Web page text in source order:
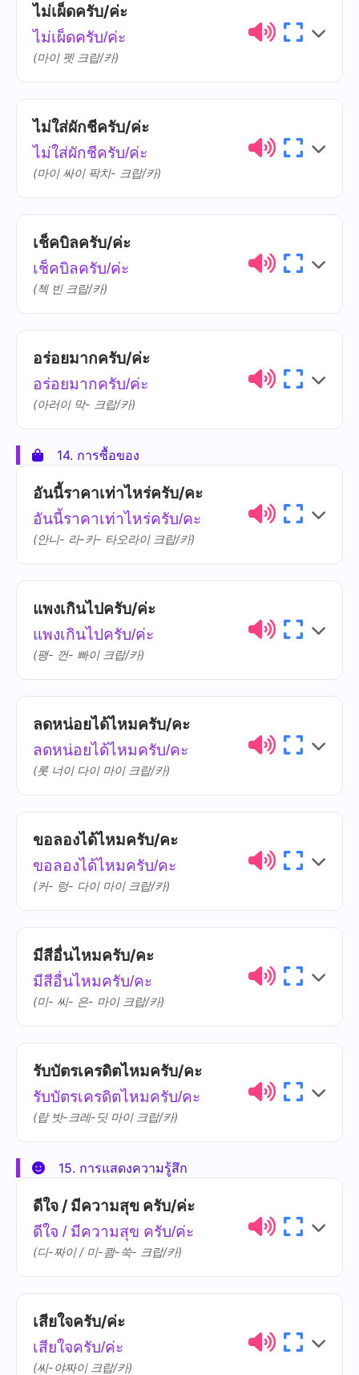
ไทย การออกเสียง
เอา ao
ไม่เผ็ดครับ/ค่ะ
ไม่เผ็ดครับ/ค่ะ
(마이 펫 크랍/카)
ไทย การออกเสียง
ไม่ mâi
ไม่ใส่ผักชีครับ/ค่ะ
ไม่ใส่ผักชีครับ/ค่ะ
(마이 싸이 팍치- 크랍/카)
ไทย การออกเสียง
ไม่ใส่
เช็คบิลครับ/ค่ะ
เช็คบิลครับ/ค่ะ
(첵 빈 크랍/카)
ไทย การออกเสียง
เช็คบิล chék bin
อร่อยมากครับ/ค่ะ
อร่อยมากครับ/ค่ะ
(아러이 막- 크랍/카)
ไทย
อร่อย à-ròi
14. การซื้อของ
อันนี้ราคาเท่าไหร่ครับ/คะ
อันนี้ราคาเท่าไหร่ครับ/คะ
(안니- 라-카- 타오라이 크랍/카)
ไทย การออกเสียง
ราคา raa-khaa
แพงเกินไปครับ/ค่ะ
แพงเกินไปครับ/ค่ะ
(팽- 껀- 빠이 크랍/카)
ไทย การออกเสียง
แพง phaeng
ลดหน่อยได้ไหมครับ/คะ
ลดหน่อยได้ไหมครับ/คะ
(롯 너이 다이 마이 크랍/카)
ไทย การออกเสียง
ลด lót
ขอลองได้ไหมครับ/คะ
ขอลองได้ไหมครับ/คะ
(커- 렁- 다이 마이 크랍/카)
ไทย การออกเสียง
ลอง lawng
มีสีอื่นไหมครับ/คะ
มีสีอื่นไหมครับ/คะ
(미- 씨- 은- 마이 크랍/카)
ไทย การออกเสียง
สี sǐi
รับบัตรเครดิตไหมครับ/คะ
รับบัตรเครดิตไหมครับ/คะ
(랍 밧-크레-딧 마이 크랍/카)
รับ ráp
15. การแสดงความรู้สึก
ดีใจ / มีความสุข ครับ/ค่ะ
ดีใจ / มีความสุข ครับ/ค่ะ
(디-짜이 / 미-쾀-쑥- 크랍/카)
ไทย การออกเสียง
ดีใจ dii-jai
เสียใจครับ/ค่ะ
เสียใจครับ/ค่ะ
(씨-야짜이 크랍/카)